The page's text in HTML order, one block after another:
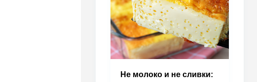
Не молоко и не сливки: